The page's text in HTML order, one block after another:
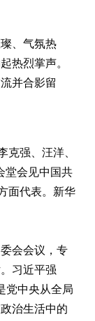
、气氛热
热烈掌声。
并合影留
克强、汪洋、
堂会见中国共
面代表。新华
会会议，专
习近平强
党中央从全局
治生活中的